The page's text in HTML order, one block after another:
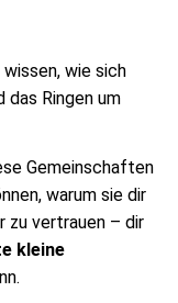
wie sich
Ringen um
Gemeinschaften
warum sie dir
vertrauen – dir
kleine